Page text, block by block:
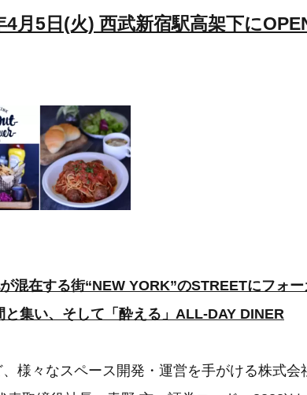
4月5日(火) 西武新宿駅高架下に
混在する街“NEW YORK”のSTREETにフォー
と集い、そして「酔える」ALL-DAY DINER
様々なスペース開発・運営を手がける株式会